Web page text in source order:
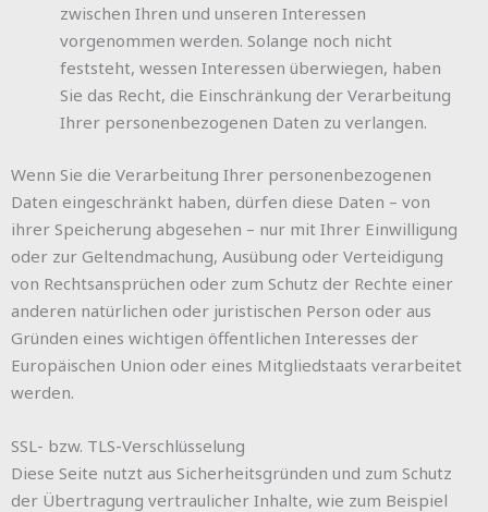
zwischen Ihren und unseren Interessen
vorgenommen werden. Solange noch nicht
feststeht, wessen Interessen überwiegen, haben
Sie das Recht, die Einschränkung der Verarbeitung
Ihrer personenbezogenen Daten zu verlangen.
Wenn Sie die Verarbeitung Ihrer personenbezogenen
Daten eingeschränkt haben, dürfen diese Daten – von
ihrer Speicherung abgesehen – nur mit Ihrer Einwilligung
oder zur Geltendmachung, Ausübung oder Verteidigung
von Rechtsansprüchen oder zum Schutz der Rechte einer
anderen natürlichen oder juristischen Person oder aus
Gründen eines wichtigen öffentlichen Interesses der
Europäischen Union oder eines Mitgliedstaats verarbeitet
werden.
SSL- bzw. TLS-Verschlüsselung
Diese Seite nutzt aus Sicherheitsgründen und zum Schutz
der Übertragung vertraulicher Inhalte, wie zum Beispiel